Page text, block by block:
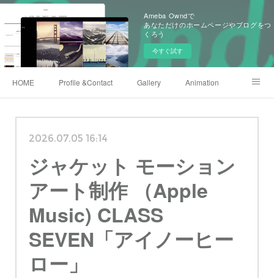
Ameba Owndで
あなただけのホームページやブログをつ
くろう
今すぐ試す
HOME Profile &Contact Gallery Animation
2026.07.05 16:14
ジャケット モーション
アート制作 （Apple
Music) CLASS
SEVEN「アイノーヒー
ロー」